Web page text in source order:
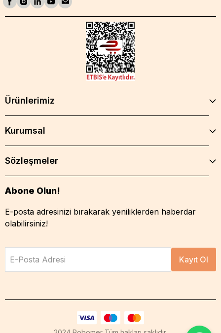
Ürünlerimiz
Kurumsal
Sözleşmeler
Abone Olun!
E-posta adresinizi bırakarak yeniliklerden haberdar
olabilirsiniz!
E-Posta Adresi Kayıt Ol